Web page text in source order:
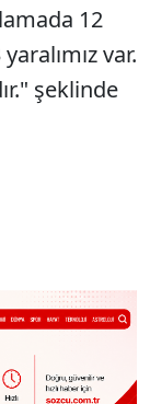
12
var.
şeklinde